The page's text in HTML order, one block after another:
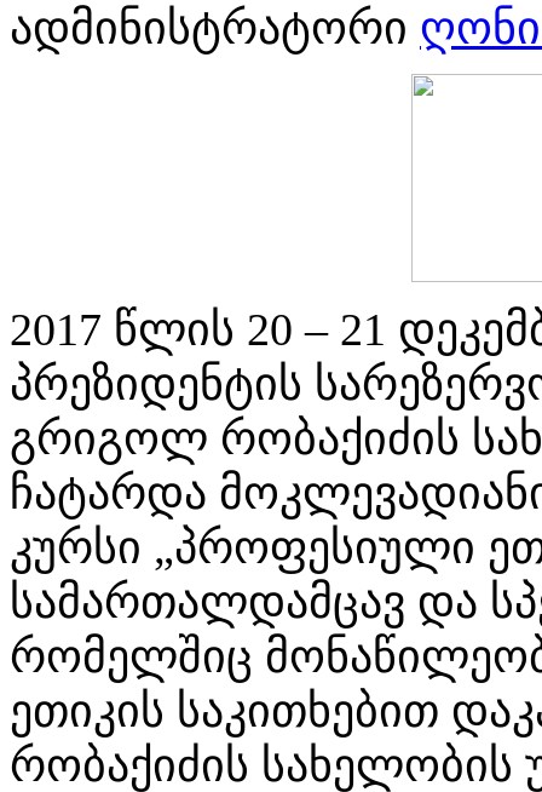
ადმინისტრატორი
2017 წლის 20 – 21
პრეზიდენტის
გრიგოლ რობაქიძის
ჩატარდა
კურსი „პროფესიული
სამართალდამცავ და
რომელშიც
ეთიკის საკითხებით
რობაქიძის სახელობის